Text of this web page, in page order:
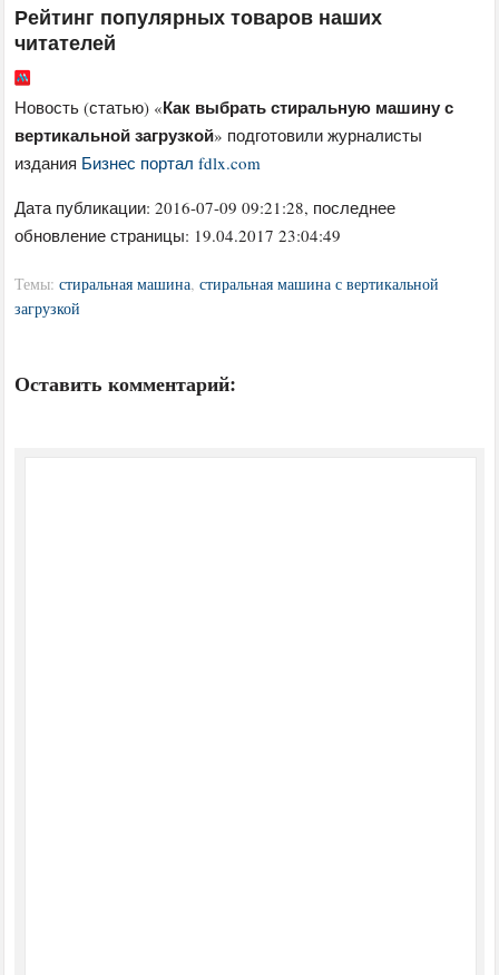
Рейтинг популярных товаров наших
читателей
Новость (статью) «Как выбрать стиральную машину с
вертикальной загрузкой» подготовили журналисты
издания Бизнес портал fdlx.com
Дата публикации:2016-07-09 09:21:28, последнее
обновление страницы: 19.04.2017 23:04:49
Темы:стиральная машина,стиральная машина с вертикальной
загрузкой
Оставить комментарий: